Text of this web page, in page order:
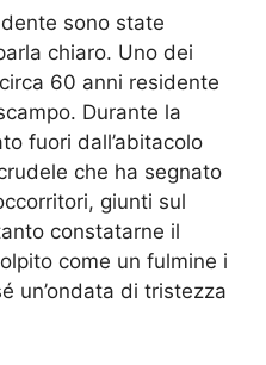
sono state
chiaro. Uno dei
60 anni residente
Durante la
fuori dall’abitacolo
che ha segnato
giunti sul
constatarne il
come un fulmine i
un’ondata di tristezza